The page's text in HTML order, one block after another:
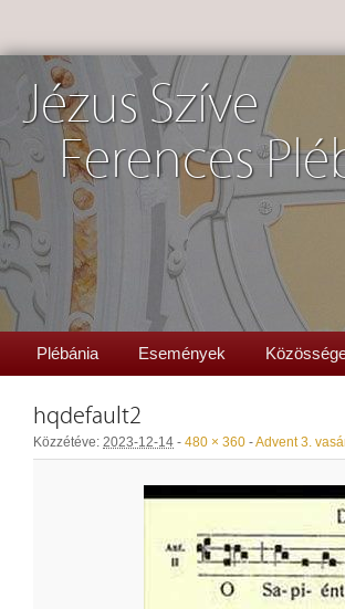
Jézus Szíve
Ferences
Plébánia Események
hqdefault2
Közzétéve: 2023-12-14 - 480 × 360 -Advent 3.